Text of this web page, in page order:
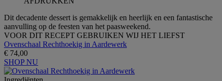
Dit decadente dessert is gemakkelijk en heerlijk en een fantastische
aanvulling op de feesten van het paasweekend.
VOOR DIT RECEPT GEBRUIKEN WIJ HET LIEFST
Ovenschaal Rechthoekig in Aardewerk
€ 74,00
SHOP NU